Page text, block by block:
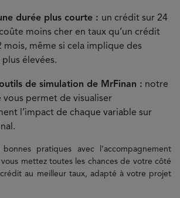
durée plus courte : un crédit sur 24
moins cher en taux qu’un crédit
mois, même si cela implique des
élevées.
de simulation de MrFinan : notre
permet de visualiser
l’impact de chaque variable sur
pratiques avec l’accompagnement
mettez toutes les chances de votre côté
au meilleur taux, adapté à votre projet